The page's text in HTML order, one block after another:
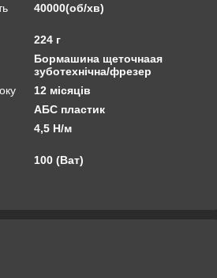
40000(об/хв)
224 г
Бормашина щеточнаая
зуботехнічна/фрезер
12 місяців
АБС пластик
4,5 Н/м
100 (Ват)